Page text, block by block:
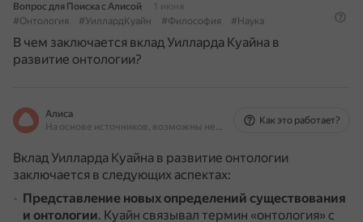
Вопрос для Поиска с Алисой
1 июня
#Онтология
#УиллардКуайн #Философия #Наука
В чем заключается вклад Уилларда Куайна в
развитие онтологии?
Алиса
На основе источников, возможны неточности
Как это работает?
Вклад Уилларда Куайна в развитие онтологии
заключается в следующих аспектах:
Представление новых определений существования
и онтологии. Куайн связывал термин «онтология» с